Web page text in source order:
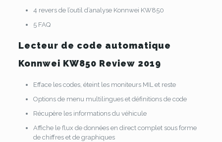
4 revers de l’outil d’analyse Konnwei KW850
5FAQ
Lecteur de code automatique
Konnwei KW850 Review 2019
Efface les codes, éteint les moniteurs MIL et reste
Options de menu multilingues et définitions de code
Récupère les informations du véhicule
Affiche le flux de données en direct complet sous forme
de chiffres et de graphiques